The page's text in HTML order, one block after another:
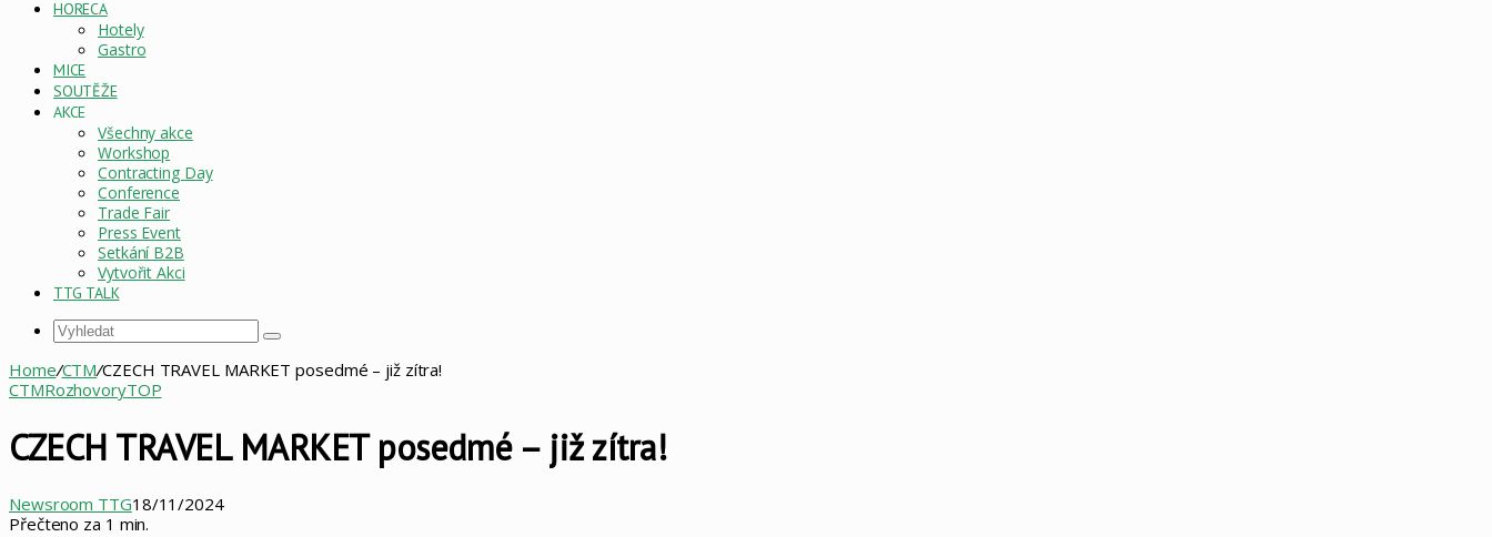
HORECA
Hotely
Gastro
MICE
SOUTĚŽE
AKCE
Všechny akce
Workshop
Contracting Day
Conference
Trade Fair
Press Event
Setkání B2B
Vytvořit Akci
TTG TALK
Vyhledat
Home/CTM/CZECH TRAVEL MARKET posedmé – již zítra!
CTMRozhovoryTOP
CZECH TRAVEL MARKET posedmé – již zítra!
Newsroom TTG18/11/2024
Přečteno za 1 min.